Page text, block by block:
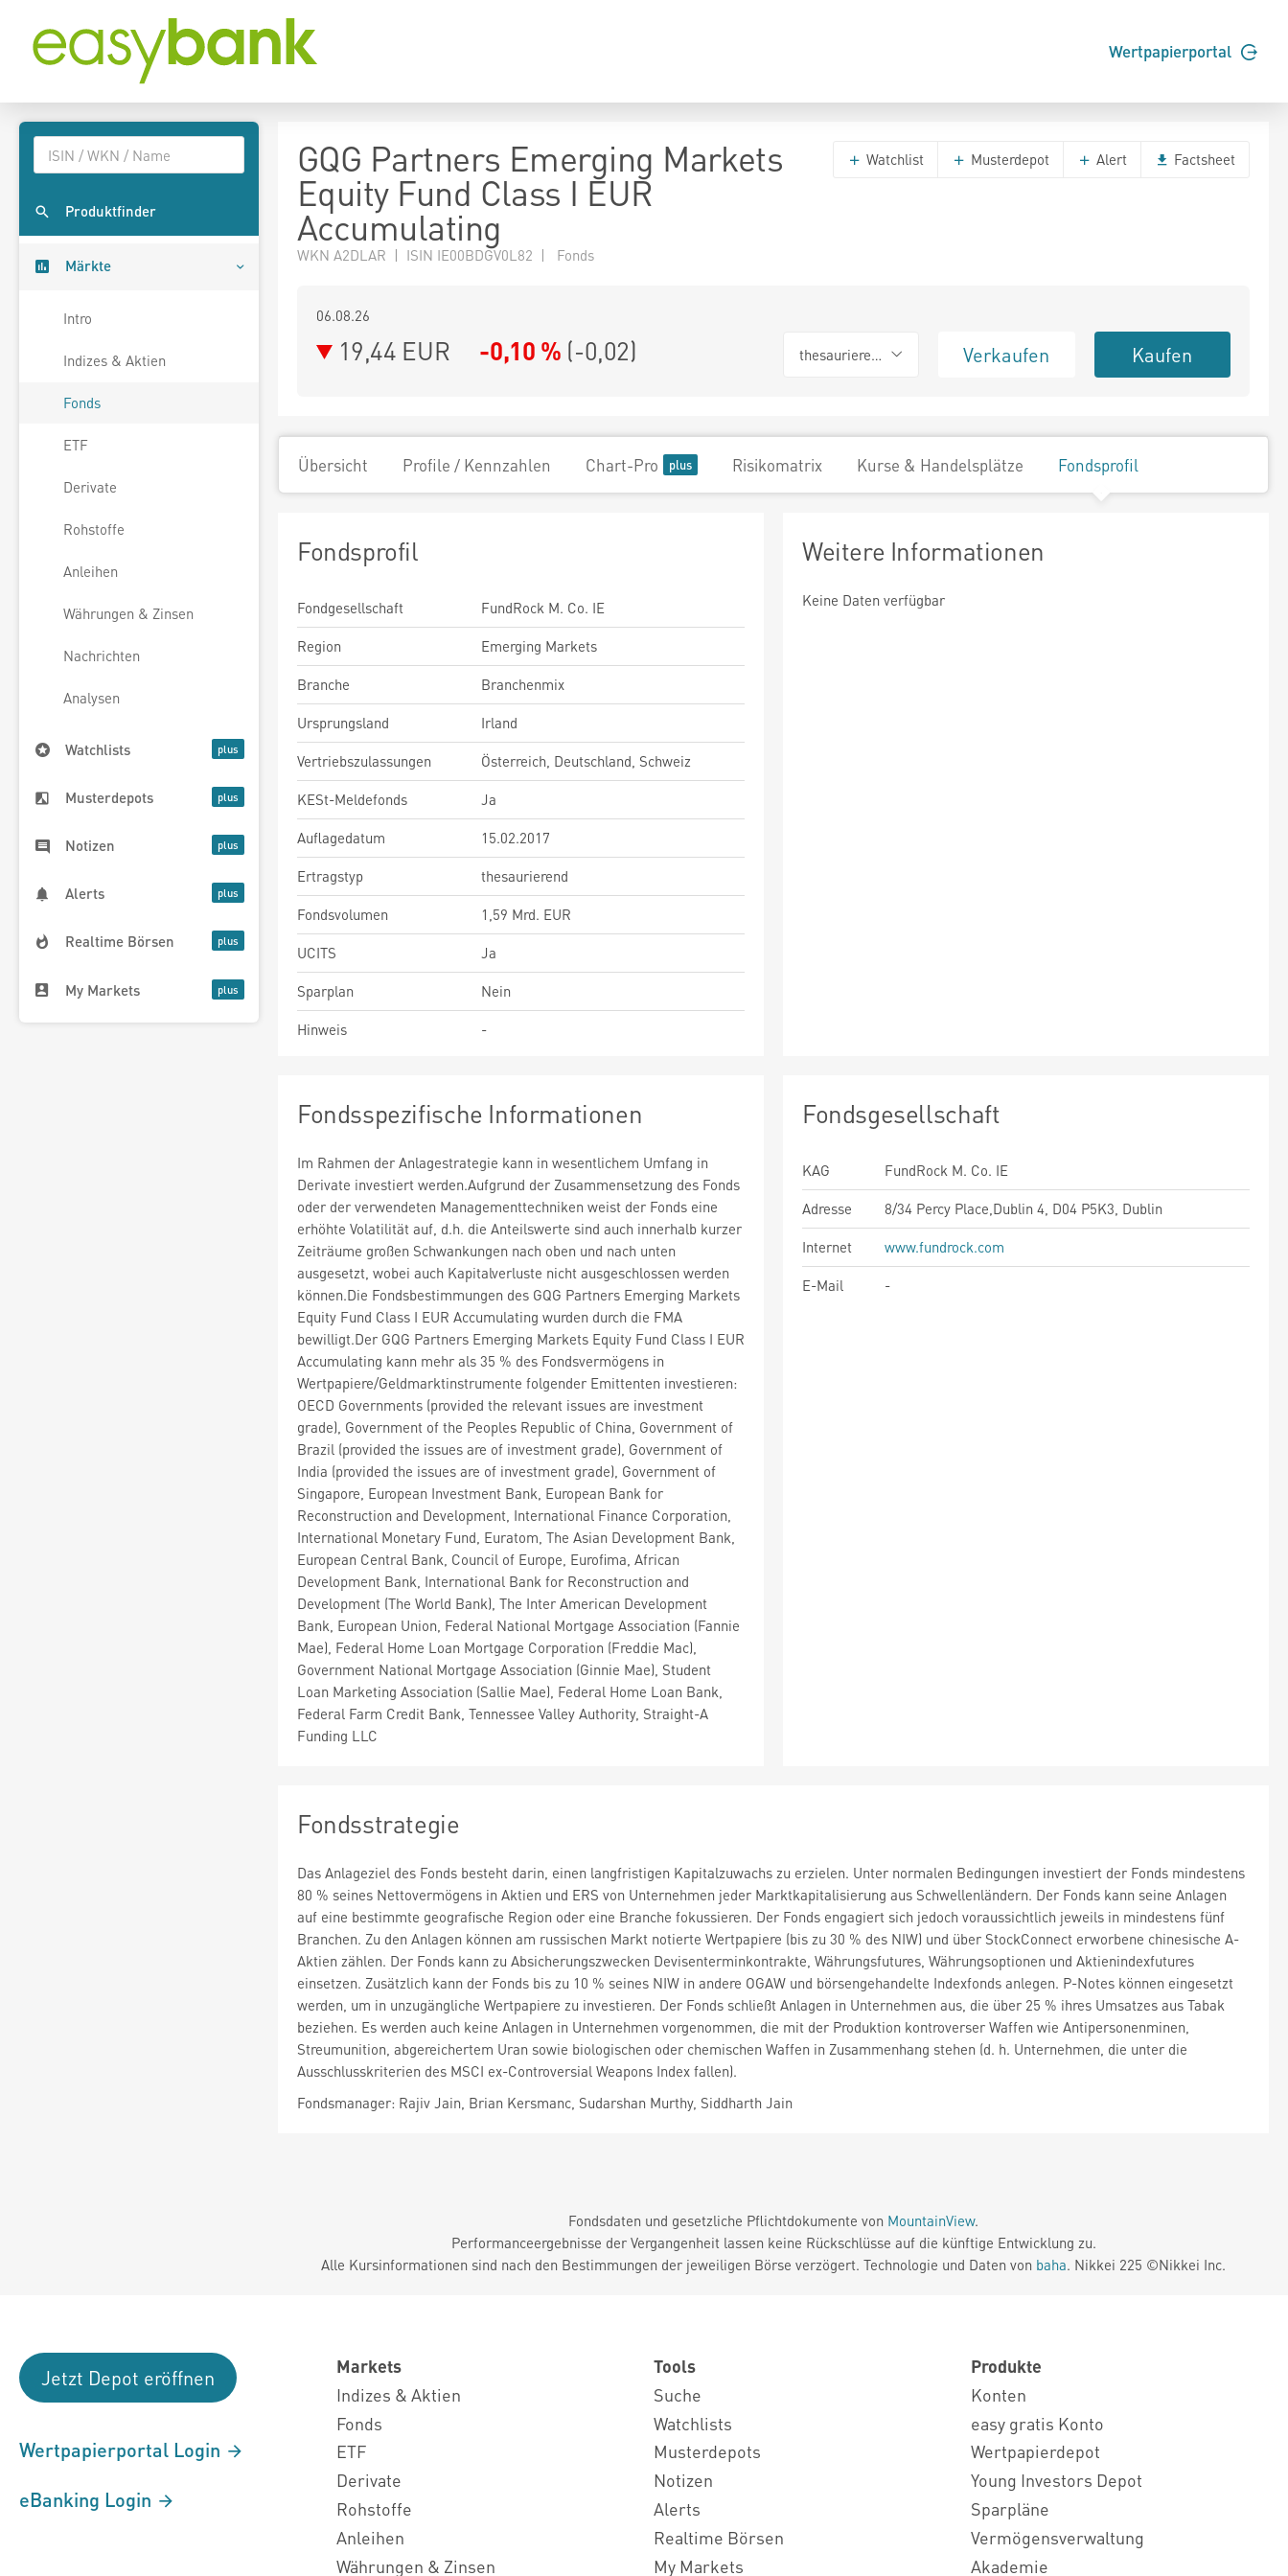
Wertpapierportal
Produktfinder
Märkte
Intro
Indizes & Aktien
Fonds
ETF
Derivate
Rohstoffe
Anleihen
Währungen & Zinsen
Nachrichten
Analysen
Watchlists
Musterdepots
Notizen
Alerts
Realtime Börsen
My Markets
GQG Partners Emerging Markets
Equity Fund Class I EUR
Accumulating
WKN A2DLAR | ISIN IE00BDGV0L82 | Fonds
Watchlist Musterdepot Alert Factsheet
06.08.26
19,44 EUR -0,10 % (-0,02) thesaurierend Verkaufen Kaufen
Übersicht Profile / Kennzahlen Chart-Pro Risikomatrix Kurse & Handelsplätze Fondsprofil
Fondsprofil
Fondgesellschaft
FundRock M. Co. IE
Region
Emerging Markets
Branche
Branchenmix
Ursprungsland
Irland
Vertriebszulassungen
Österreich, Deutschland, Schweiz
KESt-Meldefonds
Ja
Auflagedatum
15.02.2017
Ertragstyp
thesaurierend
Fondsvolumen
1,59 Mrd. EUR
UCITS
Ja
Sparplan
Nein
Hinweis
-
Weitere Informationen
Keine Daten verfügbar
Fondsspezifische Informationen
Im Rahmen der Anlagestrategie kann in wesentlichem Umfang in
Derivate investiert werden.Aufgrund der Zusammensetzung des Fonds
oder der verwendeten Managementtechniken weist der Fonds eine
erhöhte Volatilität auf, d.h. die Anteilswerte sind auch innerhalb kurzer
Zeiträume großen Schwankungen nach oben und nach unten
ausgesetzt, wobei auch Kapitalverluste nicht ausgeschlossen werden
können.Die Fondsbestimmungen des GQG Partners Emerging Markets
Equity Fund Class I EUR Accumulating wurden durch die FMA
bewilligt.Der GQG Partners Emerging Markets Equity Fund Class I EUR
Accumulating kann mehr als 35 % des Fondsvermögens in
Wertpapiere/Geldmarktinstrumente folgender Emittenten investieren:
OECD Governments (provided the relevant issues are investment
grade), Government of the Peoples Republic of China, Government of
Brazil (provided the issues are of investment grade), Government of
India (provided the issues are of investment grade), Government of
Singapore, European Investment Bank, European Bank for
Reconstruction and Development, International Finance Corporation,
International Monetary Fund, Euratom, The Asian Development Bank,
European Central Bank, Council of Europe, Eurofima, African
Development Bank, International Bank for Reconstruction and
Development (The World Bank), The Inter American Development
Bank, European Union, Federal National Mortgage Association (Fannie
Mae), Federal Home Loan Mortgage Corporation (Freddie Mac),
Government National Mortgage Association (Ginnie Mae), Student
Loan Marketing Association (Sallie Mae), Federal Home Loan Bank,
Federal Farm Credit Bank, Tennessee Valley Authority, Straight-A
Funding LLC
Fondsgesellschaft
KAG
FundRock M. Co. IE
Adresse
8/34 Percy Place,Dublin 4, D04 P5K3, Dublin
Internet
www.fundrock.com
E-Mail
-
Fondsstrategie
Das Anlageziel des Fonds besteht darin, einen langfristigen Kapitalzuwachs zu erzielen. Unter normalen Bedingungen investiert der Fonds mindestens
80 % seines Nettovermögens in Aktien und ERS von Unternehmen jeder Marktkapitalisierung aus Schwellenländern. Der Fonds kann seine Anlagen
auf eine bestimmte geografische Region oder eine Branche fokussieren. Der Fonds engagiert sich jedoch voraussichtlich jeweils in mindestens fünf
Branchen. Zu den Anlagen können am russischen Markt notierte Wertpapiere (bis zu 30 % des NIW) und über StockConnect erworbene chinesische A-
Aktien zählen. Der Fonds kann zu Absicherungszwecken Devisenterminkontrakte, Währungsfutures, Währungsoptionen und Aktienindexfutures
einsetzen. Zusätzlich kann der Fonds bis zu 10 % seines NIW in andere OGAW und börsengehandelte Indexfonds anlegen. P-Notes können eingesetzt
werden, um in unzugängliche Wertpapiere zu investieren. Der Fonds schließt Anlagen in Unternehmen aus, die über 25 % ihres Umsatzes aus Tabak
beziehen. Es werden auch keine Anlagen in Unternehmen vorgenommen, die mit der Produktion kontroverser Waffen wie Antipersonenminen,
Streumunition, abgereichertem Uran sowie biologischen oder chemischen Waffen in Zusammenhang stehen (d. h. Unternehmen, die unter die
Ausschlusskriterien des MSCI ex-Controversial Weapons Index fallen).
Fondsmanager: Rajiv Jain, Brian Kersmanc, Sudarshan Murthy, Siddharth Jain
Fondsdaten und gesetzliche Pflichtdokumente von MountainView.
Performanceergebnisse der Vergangenheit lassen keine Rückschlüsse auf die künftige Entwicklung zu.
Alle Kursinformationen sind nach den Bestimmungen der jeweiligen Börse verzögert. Technologie und Daten von baha. Nikkei 225 ©Nikkei Inc.
Jetzt Depot eröffnen
Wertpapierportal Login
eBanking Login
Markets
Indizes & Aktien
Fonds
ETF
Derivate
Rohstoffe
Anleihen
Währungen & Zinsen
Tools
Suche
Watchlists
Musterdepots
Notizen
Alerts
Realtime Börsen
My Markets
Produkte
Konten
easy gratis Konto
Wertpapierdepot
Young Investors Depot
Sparpläne
Vermögensverwaltung
Akademie